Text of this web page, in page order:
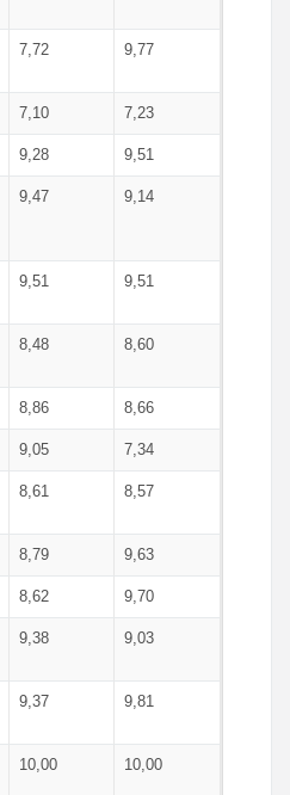
7,72 9,77
7,10 7,23
9,28 9,51
9,47 9,14
9,51 9,51
8,48 8,60
8,86 8,66
9,05 7,34
8,61 8,57
8,79 9,63
8,62 9,70
9,38 9,03
9,37 9,81
10,00 10,00